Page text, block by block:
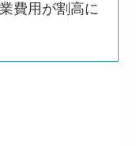
費用が割高に